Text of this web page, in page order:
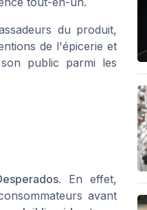
du produit,
de l'épicerie et
public parmi les
. En effet,
avant